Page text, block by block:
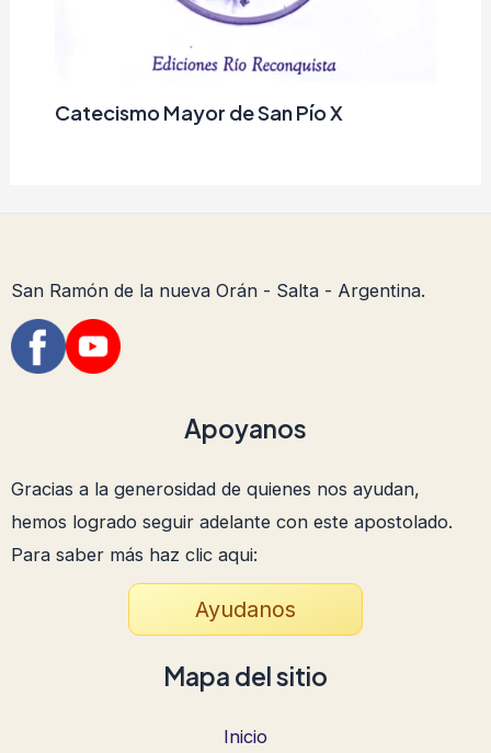
Catecismo Mayor de San Pío X
San Ramón de la nueva Orán - Salta - Argentina.
Apoyanos
Gracias a la generosidad de quienes nos ayudan,
hemos logrado seguir adelante con este apostolado.
Para saber más haz clic aqui:
Ayudanos
Mapa del sitio
Inicio